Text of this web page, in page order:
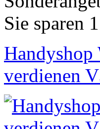
Sie sparen
Handyshop
verdienen